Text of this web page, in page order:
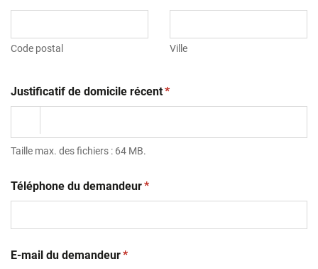
Code postal Ville
Justificatif de domicile récent(obligatoire)
*
Taille max. des fichiers : 64 MB.
Téléphone du demandeur(obligatoire)
*
E-mail du demandeur(obligatoire)
*